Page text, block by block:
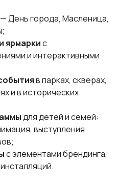
— День города, Масленица,
ярмаркис
и интерактивными
в парках, скверах,
и в исторических
для детей и семей:
выступления
с элементами брендинга,